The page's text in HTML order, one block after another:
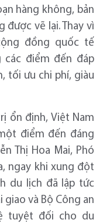
hàng không, bản
được vẽ lại. Thay vì
đồng quốc tế
các điểm đến đáp
tối ưu chi phí, giàu
ổn định, Việt Nam
điểm đến đáng
Thị Hoa Mai, Phó
ngay khi xung đột
du lịch đã lập tức
và Bộ Công an
tuyệt đối cho du